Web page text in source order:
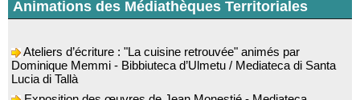
Animations des Médiathèques Territoriales
Ateliers d’écriture : "La cuisine retrouvée" animés par
Dominique Memmi - Bibbiuteca d’Ulmetu / Mediateca di Santa
Lucia di Tallà
Exposition des œuvres de Jean Monestié - Mediateca